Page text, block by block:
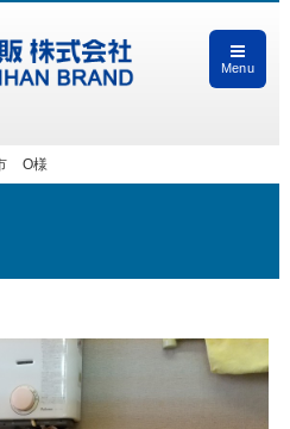
Menu
O様